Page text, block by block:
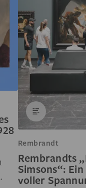
Rembrandt
Rembrandts
Simsons“:
voller